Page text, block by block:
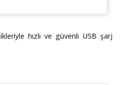
hızlı ve güvenli USB şarj